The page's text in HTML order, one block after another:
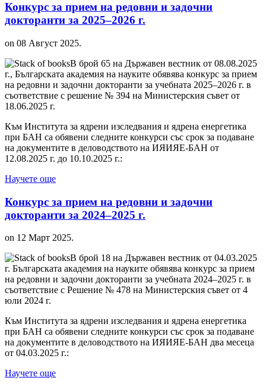
Конкурс за прием на редовни и задочни
докторанти за 2025–2026 г.
on 08 Август 2025.
В брой 65 на Държавен вестник от 08.08.2025
г., Българската академия на науките обявява конкурс за прием
на редовни и задочни докторанти за учебната 2025–2026 г. в
съответствие с решение № 394 на Министерския съвет от
18.06.2025 г.
Към Института за ядрени изследвания и ядрена енергетика
при БАН са обявени следните конкурси със срок за подаване
на документите в деловодството на ИЯИЯЕ-БАН от
12.08.2025 г. до 10.10.2025 г.:
Научете още
Конкурс за прием на редовни и задочни
докторанти за 2024–2025 г.
on 12 Март 2025.
В брой 18 на Държавен вестник от 04.03.2025
г. Българската академия на науките обявява конкурс за прием
на редовни и задочни докторанти за учебната 2024–2025 г. в
съответствие с Решение № 478 на Министерския съвет от 4
юли 2024 г.
Към Института за ядрени изследвания и ядрена енергетика
при БАН са обявени следните конкурси със срок за подаване
на документите в деловодството на ИЯИЯЕ-БАН два месеца
от 04.03.2025 г.:
Научете още